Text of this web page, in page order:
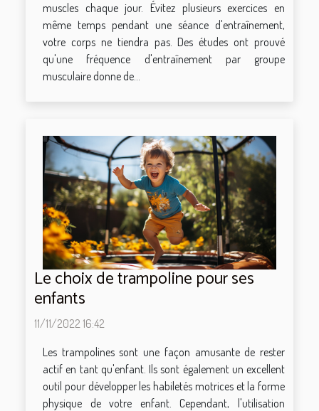
muscles chaque jour. Évitez plusieurs exercices en
même temps pendant une séance d'entraînement,
votre corps ne tiendra pas. Des études ont prouvé
qu'une fréquence d'entraînement par groupe
musculaire donne de...
Le choix de trampoline pour ses
enfants
11/11/2022 16:42
Les trampolines sont une façon amusante de rester
actif en tant qu'enfant. Ils sont également un excellent
outil pour développer les habiletés motrices et la forme
physique de votre enfant. Cependant, l'utilisation